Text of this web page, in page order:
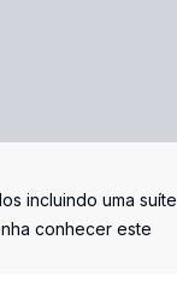
incluindo uma suíte
conhecer este